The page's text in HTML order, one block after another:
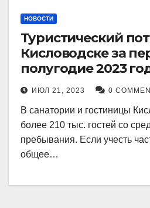
НОВОСТИ
Туристический
Кисловодске за
полугодие 2023
рекордный рост в
ИЮЛ 21, 2023 0
В санатории и гостиницы
более 210 тыс. гостей со
пребывания. Если учесть
общее…